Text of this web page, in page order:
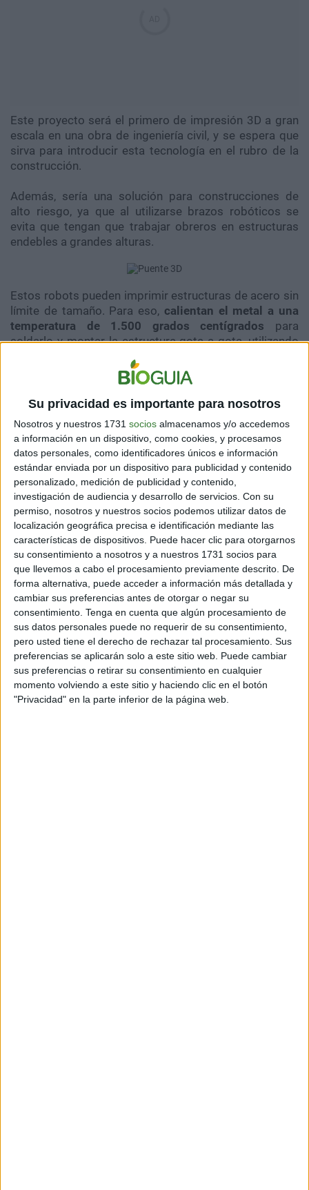
Su privacidad es importante para nosotros
Nosotros y nuestros 1731 socios almacenamos y/o accedemos
a información en un dispositivo, como cookies, y procesamos
datos personales, como identificadores únicos e información
estándar enviada por un dispositivo para publicidad y contenido
personalizado, medición de publicidad y contenido,
investigación de audiencia y desarrollo de servicios. Con su
permiso, nosotros y nuestros socios podemos utilizar datos de
localización geográfica precisa e identificación mediante las
características de dispositivos. Puede hacer clic para otorgarnos
su consentimiento a nosotros y a nuestros 1731 socios para
que llevemos a cabo el procesamiento previamente descrito. De
forma alternativa, puede acceder a información más detallada y
cambiar sus preferencias antes de otorgar o negar su
consentimiento. Tenga en cuenta que algún procesamiento de
sus datos personales puede no requerir de su consentimiento,
pero usted tiene el derecho de rechazar tal procesamiento. Sus
preferencias se aplicarán solo a este sitio web. Puede cambiar
sus preferencias o retirar su consentimiento en cualquier
momento volviendo a este sitio y haciendo clic en el botón
"Privacidad" en la parte inferior de la página web.
Este proyecto será el primero de impresión 3D a gran
escala en una obra de ingeniería civil, y se espera que
sirva para introducir esta tecnología en el rubro de la
construcción.
Además, sería una solución para construcciones de
alto riesgo, ya que al utilizarse brazos robóticos se
evita que tengan que trabajar obreros en estructuras
endebles a grandes alturas.
Estos robots pueden imprimir estructuras de acero sin
límite de tamaño. Para eso, calientan el metal a una
temperatura de 1.500 grados centígrados para
soldarlo y montar la estructura gota a gota, utilizando
un programa que prepara los diseños.
Se utiliza un programa inteligente para que estas
máquinas puedan imprimir formas metálicas muy
complejas y que pueden ser diferentes cada vez.
Hasta ahora el brazo robótico había sido utilizado para
imprimir estructuras metálicas a escala pequeña, y
este puente será el primer proyecto a escala real.